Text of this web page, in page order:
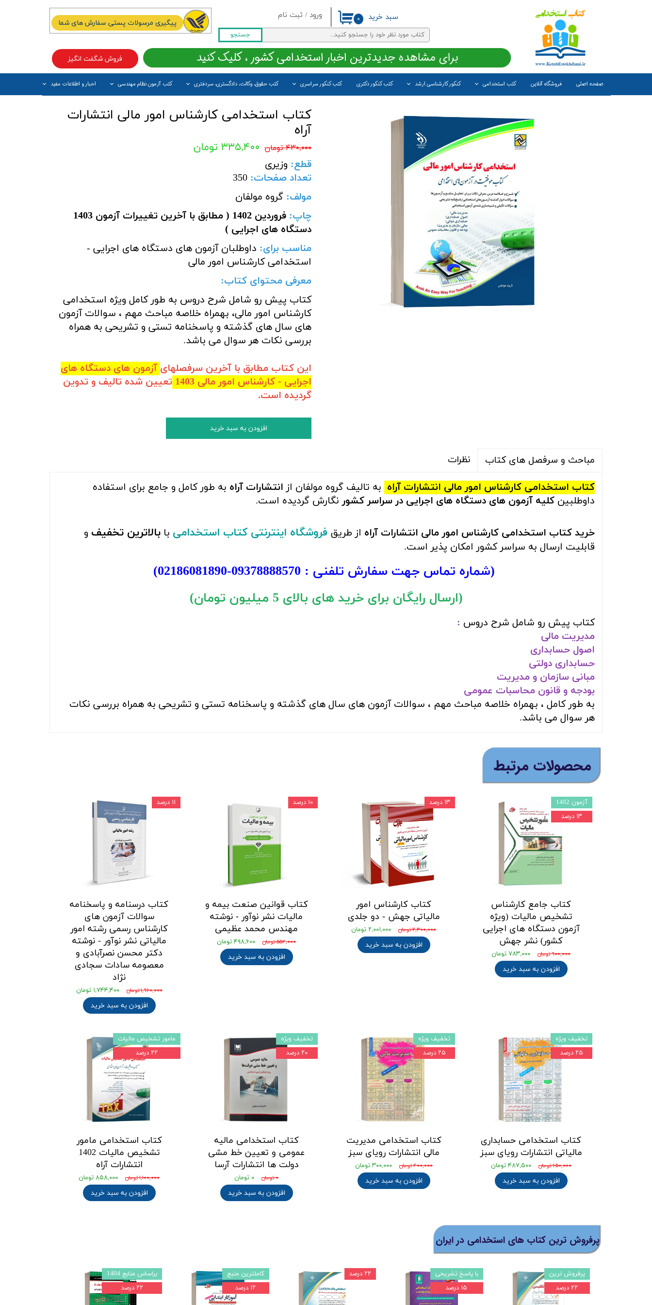
ورود / ثبت نام
حساب کاربری من
تغییر گذر واژه
سفارشات
خروج از حساب کاربری
جستجو
صفحه اصلی فروشگاه آنلاین کتب استخدامی کنکور کارشناسی ارشد کتب کنکور دکتری کتب کنکور سراسری کتب حقوق، وکالت، دادگستری، سردفتری کتب آزمون نظام مهندسی اخبار و اطلاعات مفید
۰ سبد خرید
فروش شگفت انگیز برای مشاهده جدیدترین اخبار استخدامی کشور ، کلیک کنید
پیگیری مرسولات پستی سفارش های شما
کتاب استخدامی کارشناس امور مالی انتشارات
آراه
۴۳۰,۰۰۰ تومان ۳۳۵,۴۰۰ تومان
قطع: وزیری
تعداد صفحات:
350
مولف: گروه مولفان
چاپ:
فروردین 1402 ( مطابق با آخرین تغییرات آزمون 1403
دستگاه های اجرایی )
مناسب برای: داوطلبان آزمون های دستگاه های اجرایی -
استخدامی کارشناس امور مالی
معرفی محتوای کتاب:
کتاب پیش رو شامل شرح دروس به طور کامل ویژه استخدامی
کارشناس امور مالی، بهمراه خلاصه مباحث مهم ، سوالات آزمون
های سال های گذشته و پاسخنامه تستی و تشریحی به همراه
بررسی نکات هر سوال می باشد.
این کتاب مطابق با آخرین سرفصلهای آزمون های دستگاه های
اجرایی - کارشناس امور مالی 1403
تعیین شده تالیف و تدوین
گردیده است.
افزودن به سبد خرید
مباحث و سرفصل های کتاب نظرات
کتاب استخدامی کارشناس امور مالی انتشارات آراه به تالیف گروه مولفان از انتشارات آراه به طور کامل و جامع برای استفاده
داوطلبین کلیه آزمون های دستگاه های اجرایی در سراسر کشورنگارش گردیده است.
خرید کتاب استخدامی کارشناس امور مالی انتشارات آراه از طریق فروشگاه اینترنتی کتاب استخدامی با بالاترین تخفیف و
قابلیت ارسال به سراسر کشور امکان پذیر است.
(شماره تماس جهت سفارش تلفنی : 09378888570
-
02186081890
)
(ارسال رایگان برای خرید های بالای 5 میلیون تومان)
کتاب پیش رو شامل شرح دروس :
مدیریت مالی
اصول حسابداری
حسابداری دولتی
مبانی سازمان و مدیریت
بودجه و قانون محاسبات عمومی
به طور کامل ، بهمراه خلاصه مباحث مهم ، سوالات آزمون های سال های گذشته و پاسخنامه تستی و تشریحی به همراه بررسی نکات
هر سوال می باشد.
​محصولات مرتبط
کتاب جامع کارشناس
تشخیص مالیات (ویژه
آزمون دستگاه‌ های اجرایی
کشور) نشر جهش
۹۰۰,۰۰۰ تومان ۷۸۳,۰۰۰ تومان
افزودن به سبد خرید
آزمون 1402
۱۳ درصد
کتاب کارشناس امور
مالیاتی جهش - دو جلدی
۲,۳۰۰,۰۰۰ تومان ۲,۰۰۱,۰۰۰ تومان
افزودن به سبد خرید
۱۳ درصد
کتاب قوانین صنعت بیمه و
مالیات نشر نوآور - نوشته
مهندس محمد عظیمی
۵۵۴,۰۰۰ تومان ۴۹۸,۶۰۰ تومان
افزودن به سبد خرید
۱۰ درصد
کتاب درسنامه و پاسخنامه
سوالات آزمون های
کارشناس رسمی رشته امور
مالیاتی نشر نوآور - نوشته
دکتر محسن نصرآبادی و
معصومه سادات سجادی
نژاد
۱,۹۶۰,۰۰۰ تومان ۱,۷۴۴,۴۰۰ تومان
افزودن به سبد خرید
۱۱ درصد
کتاب استخدامی حسابداری
مالیاتی انتشارات رویای سبز
۶۵۰,۰۰۰ تومان ۴۸۷,۵۰۰ تومان
افزودن به سبد خرید
تخفیف ویژه
۲۵ درصد
کتاب استخدامی مدیریت
مالی انتشارات رویای سبز
۴۰۰,۰۰۰ تومان ۳۰۰,۰۰۰ تومان
افزودن به سبد خرید
تخفیف ویژه
۲۵ درصد
کتاب استخدامی مالیه
عمومی و تعیین خط مشی
دولت ها انتشارات آرسا
۰ تومان ۰ تومان
افزودن به سبد خرید
تخفیف ویژه
۲۰ درصد
کتاب استخدامی مامور
تشخیص مالیات 1402
انتشارات آراه
۱,۱۰۰,۰۰۰ تومان ۸۵۸,۰۰۰ تومان
افزودن به سبد خرید
مامور تشخیص مالیات
۲۲ درصد
مامور تشخیص مالیات
۲۲ درصد
درسنامه مفید
۱۲ درصد
براساس منابع 1403
مصاحبه و گزینش
۰ درصد
۲۲ درصد
پرفروش ترین کتاب های استخدامی در ایران